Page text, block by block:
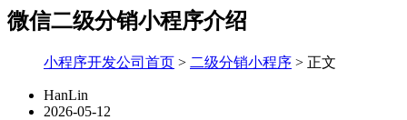
微信二级分销小程序介绍
小程序开发公司首页 > 二级分销小程序 > 正文
HanLin
2026-05-12